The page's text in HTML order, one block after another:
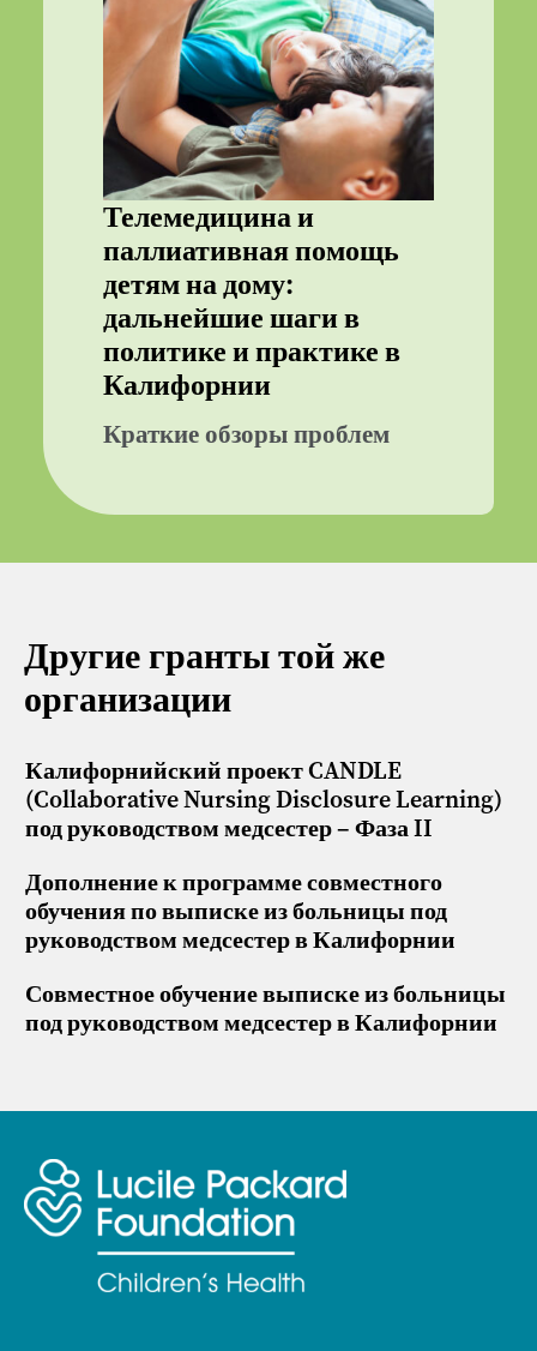
Телемедицина и
паллиативная помощь
детям на дому:
дальнейшие шаги в
политике и практике в
Калифорнии
Краткие обзоры проблем
Другие гранты той же
организации
Калифорнийский проект CANDLE
(Collaborative Nursing Disclosure Learning)
под руководством медсестер – Фаза II
Дополнение к программе совместного
обучения по выписке из больницы под
руководством медсестер в Калифорнии
Совместное обучение выписке из больницы
под руководством медсестер в Калифорнии